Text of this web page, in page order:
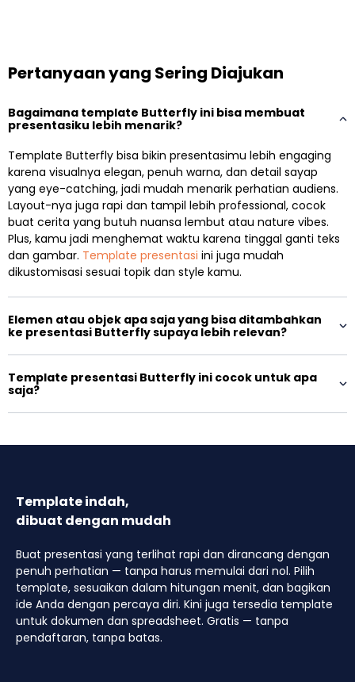
Pertanyaan yang Sering Diajukan
Bagaimana template Butterfly ini bisa membuat
presentasiku lebih menarik?
Template Butterfly bisa bikin presentasimu lebih engaging
karena visualnya elegan, penuh warna, dan detail sayap
yang eye-catching, jadi mudah menarik perhatian audiens.
Layout-nya juga rapi dan tampil lebih professional, cocok
buat cerita yang butuh nuansa lembut atau nature vibes.
Plus, kamu jadi menghemat waktu karena tinggal ganti teks
dan gambar. Template presentasi ini juga mudah
dikustomisasi sesuai topik dan style kamu.
Elemen atau objek apa saja yang bisa ditambahkan
ke presentasi Butterfly supaya lebih relevan?
Template presentasi Butterfly ini cocok untuk apa
saja?
Template indah,
dibuat dengan mudah
Buat presentasi yang terlihat rapi dan dirancang dengan
penuh perhatian — tanpa harus memulai dari nol. Pilih
template, sesuaikan dalam hitungan menit, dan bagikan
ide Anda dengan percaya diri. Kini juga tersedia template
untuk dokumen dan spreadsheet. Gratis — tanpa
pendaftaran, tanpa batas.